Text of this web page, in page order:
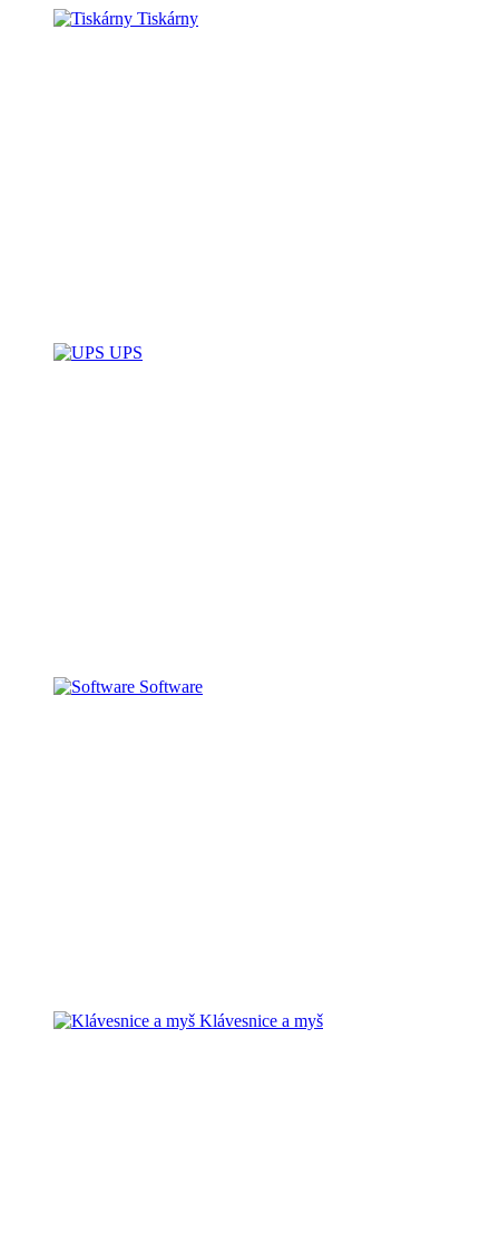
Tiskárny
UPS
Software
Klávesnice a myš